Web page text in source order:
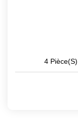
4 Pièce(s)